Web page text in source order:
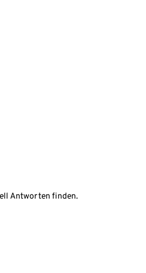
Antworten finden.